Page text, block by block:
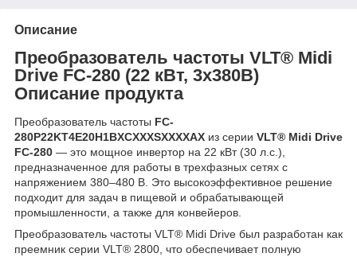
Описание
Преобразователь частоты VLT® Midi
Drive FC-280 (22 кВт, 3x380B)
Описание продукта
Преобразователь частоты FC-
280P22KT4E20H1BXCXXXSXXXXAX из серии VLT® Midi Drive
FC-280 — это мощное инвертор на 22 кВт (30 л.с.),
предназначенное для работы в трехфазных сетях с
напряжением 380–480 В. Это высокоэффективное решение
подходит для задач в пищевой и обрабатывающей
промышленности, а также для конвейеров.
Преобразователь частоты VLT® Midi Drive был разработан как
преемник серии VLT® 2800, что обеспечивает полную